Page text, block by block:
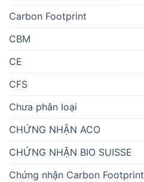
Carbon Footprint
CBM
CE
CFS
Chưa phân loại
CHỨNG NHẬN ACO
CHỨNG NHẬN BIO SUISSE
Chứng nhận Carbon Footprint